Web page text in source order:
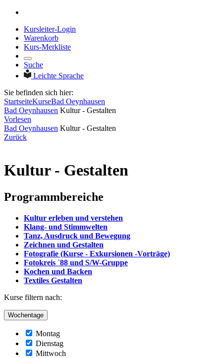
Kursleiter-Login
Warenkorb
Kurs-Merkliste
Suche
Leichte Sprache
Sie befinden sich hier:
StartseiteKurseBad Oeynhausen
Bad Oeynhausen Kultur - Gestalten
Vorlesen
Bad Oeynhausen Kultur - Gestalten
Zurück
Kultur - Gestalten
Programmbereiche
Kultur erleben und verstehen
Klang- und Stimmwelten
Tanz, Ausdruck und Bewegung
Zeichnen und Gestalten
Fotografie (Kurse - Exkursionen -Vorträge)
Fotokreis `88 und S/W-Gruppe
Kochen und Backen
Textiles Gestalten
Kurse filtern nach:
Wochentage
Montag
Dienstag
Mittwoch